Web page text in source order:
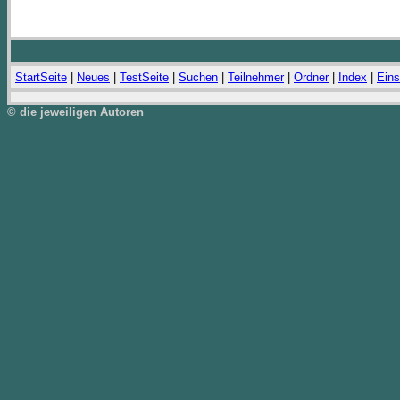
StartSeite Neues TestSeite Suchen Teilnehmer| Ordner| Index
© die jeweiligen Autoren